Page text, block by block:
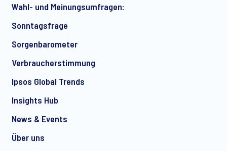
Artikeln von Ipsos zu erhalten. Sie können Ihre Zustimmung
jederzeit mit Wirkung für die Zukunft widerrufen.
Wahl- und Meinungsumfragen:
Sonntagsfrage
Sorgenbarometer
Verbraucherstimmung
Ipsos Global Trends
Insights Hub
News & Events
Über uns